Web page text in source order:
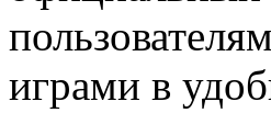
играми в